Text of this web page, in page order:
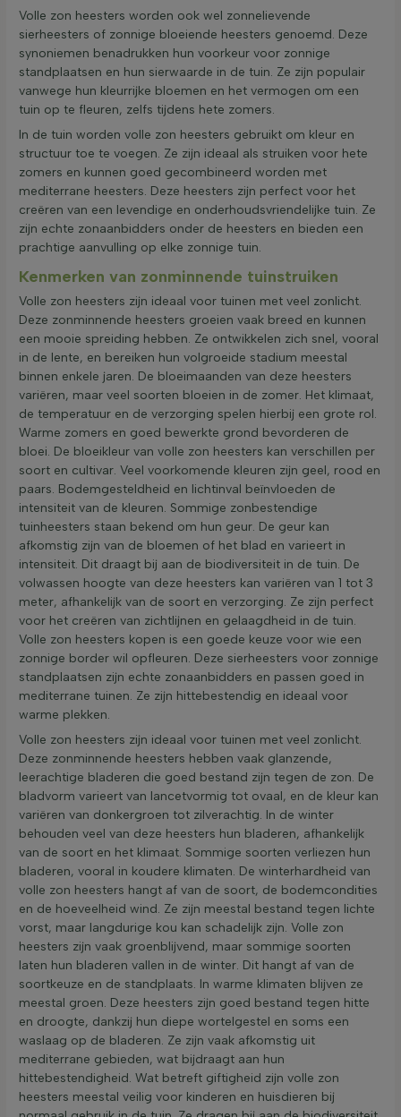
Volle zon heesters worden ook wel zonnelievende
sierheesters of zonnige bloeiende heesters genoemd. Deze
synoniemen benadrukken hun voorkeur voor zonnige
standplaatsen en hun sierwaarde in de tuin. Ze zijn populair
vanwege hun kleurrijke bloemen en het vermogen om een
tuin op te fleuren, zelfs tijdens hete zomers.
In de tuin worden volle zon heesters gebruikt om kleur en
structuur toe te voegen. Ze zijn ideaal als struiken voor hete
zomers en kunnen goed gecombineerd worden met
mediterrane heesters. Deze heesters zijn perfect voor het
creëren van een levendige en onderhoudsvriendelijke tuin. Ze
zijn echte zonaanbidders onder de heesters en bieden een
prachtige aanvulling op elke zonnige tuin.
Kenmerken van zonminnende tuinstruiken
Volle zon heesters zijn ideaal voor tuinen met veel zonlicht.
Deze zonminnende heesters groeien vaak breed en kunnen
een mooie spreiding hebben. Ze ontwikkelen zich snel, vooral
in de lente, en bereiken hun volgroeide stadium meestal
binnen enkele jaren. De bloeimaanden van deze heesters
variëren, maar veel soorten bloeien in de zomer. Het klimaat,
de temperatuur en de verzorging spelen hierbij een grote rol.
Warme zomers en goed bewerkte grond bevorderen de
bloei. De bloeikleur van volle zon heesters kan verschillen per
soort en cultivar. Veel voorkomende kleuren zijn geel, rood en
paars. Bodemgesteldheid en lichtinval beïnvloeden de
intensiteit van de kleuren. Sommige zonbestendige
tuinheesters staan bekend om hun geur. De geur kan
afkomstig zijn van de bloemen of het blad en varieert in
intensiteit. Dit draagt bij aan de biodiversiteit in de tuin. De
volwassen hoogte van deze heesters kan variëren van 1 tot 3
meter, afhankelijk van de soort en verzorging. Ze zijn perfect
voor het creëren van zichtlijnen en gelaagdheid in de tuin.
Volle zon heesters kopen is een goede keuze voor wie een
zonnige border wil opfleuren. Deze sierheesters voor zonnige
standplaatsen zijn echte zonaanbidders en passen goed in
mediterrane tuinen. Ze zijn hittebestendig en ideaal voor
warme plekken.
Volle zon heesters zijn ideaal voor tuinen met veel zonlicht.
Deze zonminnende heesters hebben vaak glanzende,
leerachtige bladeren die goed bestand zijn tegen de zon. De
bladvorm varieert van lancetvormig tot ovaal, en de kleur kan
variëren van donkergroen tot zilverachtig. In de winter
behouden veel van deze heesters hun bladeren, afhankelijk
van de soort en het klimaat. Sommige soorten verliezen hun
bladeren, vooral in koudere klimaten. De winterhardheid van
volle zon heesters hangt af van de soort, de bodemcondities
en de hoeveelheid wind. Ze zijn meestal bestand tegen lichte
vorst, maar langdurige kou kan schadelijk zijn. Volle zon
heesters zijn vaak groenblijvend, maar sommige soorten
laten hun bladeren vallen in de winter. Dit hangt af van de
soortkeuze en de standplaats. In warme klimaten blijven ze
meestal groen. Deze heesters zijn goed bestand tegen hitte
en droogte, dankzij hun diepe wortelgestel en soms een
waslaag op de bladeren. Ze zijn vaak afkomstig uit
mediterrane gebieden, wat bijdraagt aan hun
hittebestendigheid. Wat betreft giftigheid zijn volle zon
heesters meestal veilig voor kinderen en huisdieren bij